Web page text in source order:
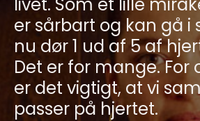
er sårbart og kan gå i
nu dør 1 ud af 5 af
Det er for mange. For
er det vigtigt, at vi
passer på hjertet.